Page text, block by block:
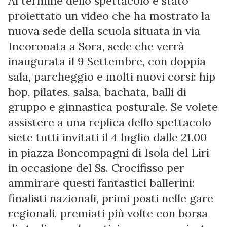
proiettato un video che ha mostrato la
nuova sede della scuola situata in via
Incoronata a Sora, sede che verrà
inaugurata il 9 Settembre, con doppia
sala, parcheggio e molti nuovi corsi: hip
hop, pilates, salsa, bachata, balli di
gruppo e ginnastica posturale. Se volete
assistere a una replica dello spettacolo
siete tutti invitati il 4 luglio dalle 21.00
in piazza Boncompagni di Isola del Liri
in occasione del Ss. Crocifisso per
ammirare questi fantastici ballerini:
finalisti nazionali, primi posti nelle gare
regionali, premiati più volte con borsa